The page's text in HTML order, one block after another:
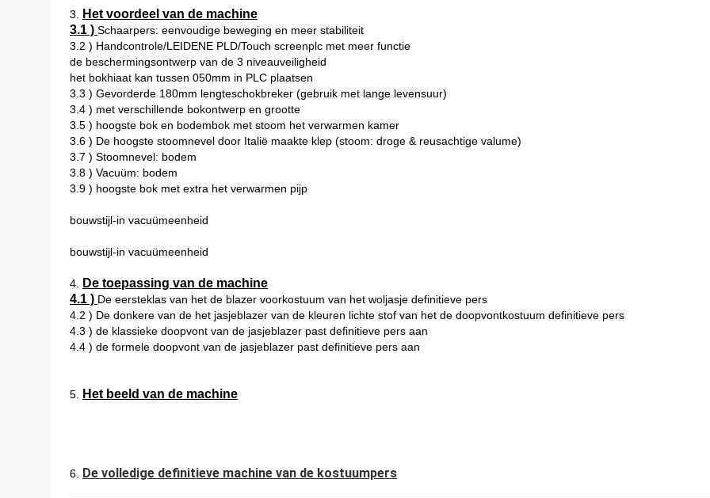
3.
Het voordeel van de machine
3.1 ) Schaarpers: eenvoudige beweging en meer stabiliteit
3.2 ) Handcontrole/LEIDENE PLD/Touch screenplc met meer functie
de beschermingsontwerp van de 3 niveauveiligheid
het bokhiaat kan tussen 050mm in PLC plaatsen
3.3 ) Gevorderde 180mm lengteschokbreker (gebruik met lange levensuur)
3.4 ) met verschillende bokontwerp en grootte
3.5 ) hoogste bok en bodembok met stoom het verwarmen kamer
3.6 ) De hoogste stoomnevel door Italië maakte klep (stoom: droge & reusachtige valume)
3.7 ) Stoomnevel: bodem
3.8 ) Vacuüm: bodem
3.9 ) hoogste bok met extra het verwarmen pijp
bouwstijl-in vacuümeenheid
bouwstijl-in vacuümeenheid
4.
De toepassing van de machine
4.1 ) De eersteklas van het de blazer voorkostuum van het woljasje definitieve pers
4.2 ) De donkere van de het jasjeblazer van de kleuren lichte stof van het de doopvontkostuum definitieve pers
4.3 ) de klassieke doopvont van de jasjeblazer past definitieve pers aan
4.4 ) de formele doopvont van de jasjeblazer past definitieve pers aan
5. Het beeld van de machine
6. De volledige definitieve machine van de kostuumpers